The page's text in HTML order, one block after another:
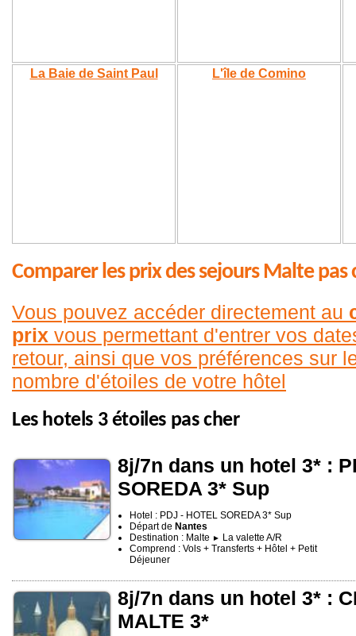
La Baie de Saint Paul L'île de Comino
Comparer les prix des sejours Malte pas
Vous pouvez accéder directement au
prix vous permettant d'entrer vos
retour, ainsi que vos préférences sur
nombre d'étoiles de votre hôtel
Les hotels 3 étoiles pas cher
8j/7n dans un hotel 3* :
SOREDA 3* Sup
Hotel : PDJ - HOTEL SOREDA 3* Sup
Départ de Nantes
Destination : Malte ►
La valette A/R
Comprend : Vols + Transferts + Hôtel + Petit
Déjeuner
8j/7n dans un hotel 3* :
MALTE 3*